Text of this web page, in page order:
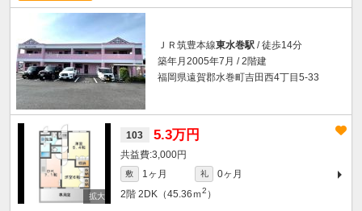
ＪＲ筑豊本線東水巻駅 / 徒歩14分
築年月2005年7月 / 2階建
福岡県遠賀郡水巻町吉田西4丁目5-33
103 5.3万円
3,000円
敷 1ヶ月 礼
0ヶ月
2階 2DK（45.36ｍ2 ）